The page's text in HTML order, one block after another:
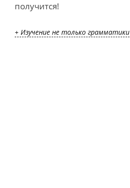
получится!
+ Изучение не только грамматики